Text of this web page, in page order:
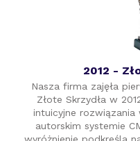
2012 -
Nasza firma zajęła
Złote Skrzydła w
intuicyjne
autorskim systemie